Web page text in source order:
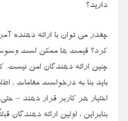
دارید؟
چقدر می توان با ارائه دهنده
کرد؟ قیمت ها ممکن است وسوسه
چنین ارائه دهندگان امن نیست.
اختیار هر کاربر قرار دهند –
بنابراین ، اولین ارائه دهندگان